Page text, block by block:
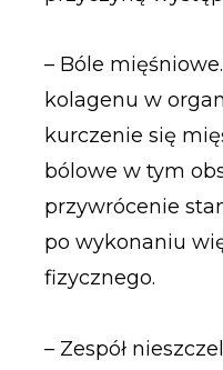
– Bóle
kolagenu w
kurczenie się
bólowe w tym
przywrócenie
po wykonaniu
fizycznego.
– Zespół